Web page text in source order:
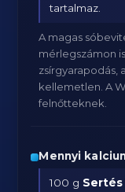
tartalmaz.
A magas
mérlegszámon
zsírgyarapodás,
kellemetlen. A
felnőtteknek.
Mennyi
100 g Sertés